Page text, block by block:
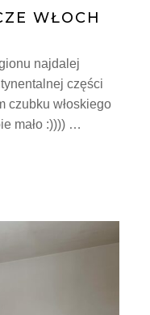
WŁOCH
najdalej
części
czubku włoskiego
mało :)))) …